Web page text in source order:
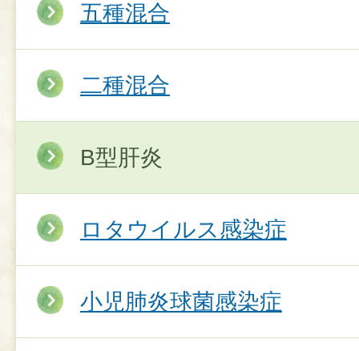
五種混合
二種混合
B型肝炎
ロタウイルス感染症
小児肺炎球菌感染症